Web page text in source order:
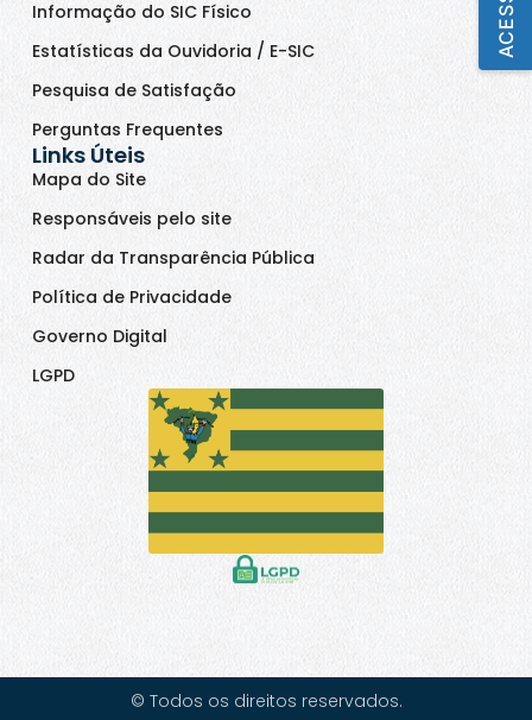
Informação do SIC Físico
Estatísticas da Ouvidoria / E-SIC
Pesquisa de Satisfação
Perguntas Frequentes
Links Úteis
Mapa do Site
Responsáveis pelo site
Radar da Transparência Pública
Política de Privacidade
Governo Digital
LGPD
© Todos os direitos reservados.